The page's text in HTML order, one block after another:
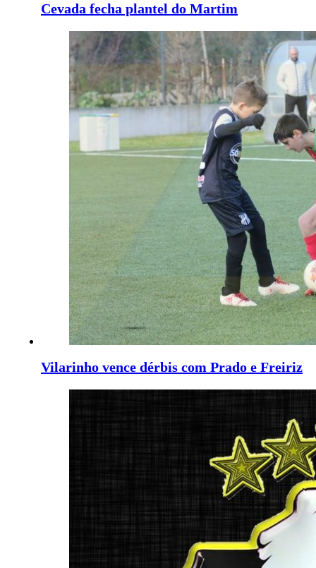
Cevada fecha plantel do Martim
Vilarinho vence dérbis com Prado e Freiriz